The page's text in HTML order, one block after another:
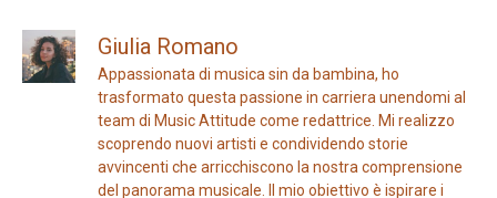
Giulia Romano
Appassionata di musica sin da bambina, ho
trasformato questa passione in carriera unendomi al
team di Music Attitude come redattrice. Mi realizzo
scoprendo nuovi artisti e condividendo storie
avvincenti che arricchiscono la nostra comprensione
del panorama musicale. Il mio obiettivo è ispirare i